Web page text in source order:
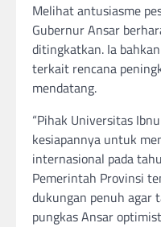
Melihat antusiasme
Gubernur Ansar
ditingkatkan. Ia
terkait rencana
mendatang.
“Pihak Universitas
kesiapannya untuk
internasional pada
Pemerintah Provinsi
dukungan penuh agar
pungkas Ansar